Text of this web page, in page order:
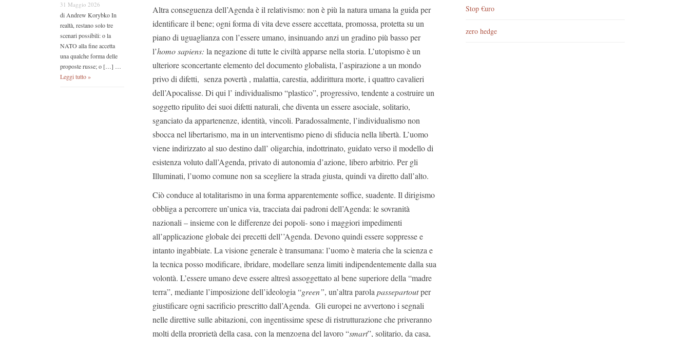
31 Maggio 2026
di Andrew Korybko In
realtà, restano solo tre
scenari possibili: o la
NATO alla fine accetta
una qualche forma delle
proposte russe; o […] …
Leggi tutto »
Altra conseguenza dell’Agenda è il relativismo: non è più la natura umana la guida per
identificare il bene; ogni forma di vita deve essere accettata, promossa, protetta su un
piano di uguaglianza con l’essere umano, insinuando anzi un gradino più basso per
l’homo sapiens: la negazione di tutte le civiltà apparse nella storia. L’utopismo è un
ulteriore sconcertante elemento del documento globalista, l’aspirazione a un mondo
privo di difetti, senza povertà , malattia, carestia, addirittura morte, i quattro cavalieri
dell’Apocalisse. Di qui l’ individualismo “plastico”, progressivo, tendente a costruire un
soggetto ripulito dei suoi difetti naturali, che diventa un essere asociale, solitario,
sganciato da appartenenze, identità, vincoli. Paradossalmente, l’individualismo non
sbocca nel libertarismo, ma in un interventismo pieno di sfiducia nella libertà. L’uomo
viene indirizzato al suo destino dall’ oligarchia, indottrinato, guidato verso il modello di
esistenza voluto dall’Agenda, privato di autonomia d’azione, libero arbitrio. Per gli
Illuminati, l’uomo comune non sa scegliere la strada giusta, quindi va diretto dall’alto.
Ciò conduce al totalitarismo in una forma apparentemente soffice, suadente. Il dirigismo
obbliga a percorrere un’unica via, tracciata dai padroni dell’Agenda: le sovranità
nazionali – insieme con le differenze dei popoli- sono i maggiori impedimenti
all’applicazione globale dei precetti dell’’Agenda. Devono quindi essere soppresse e
intanto ingabbiate. La visione generale è transumana: l’uomo è materia che la scienza e
la tecnica posso modificare, ibridare, modellare senza limiti indipendentemente dalla sua
volontà. L’essere umano deve essere altresì assoggettato al bene superiore della “madre
terra”, mediante l’imposizione dell’ideologia “green”, un’altra parola passepartoutper
giustificare ogni sacrificio prescritto dall’Agenda. Gli europei ne avvertono i segnali
nelle direttive sulle abitazioni, con ingentissime spese di ristrutturazione che priveranno
molti della proprietà della casa, con la menzogna del lavoro “smart”, solitario, da casa,
Stop €uro
zero hedge